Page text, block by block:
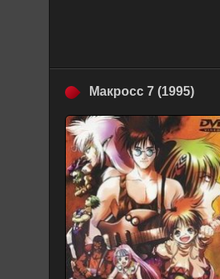
Макросс 7 (1995)